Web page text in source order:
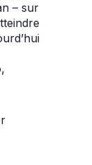
– sur